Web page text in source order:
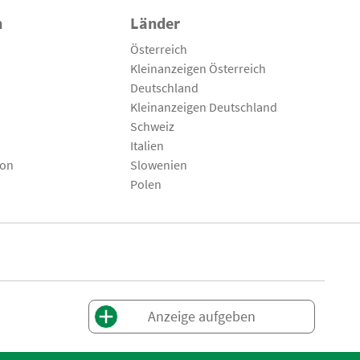
Länder
Österreich
Kleinanzeigen Österreich
Deutschland
Kleinanzeigen Deutschland
Schweiz
Italien
Slowenien
Polen
Anzeige aufgeben